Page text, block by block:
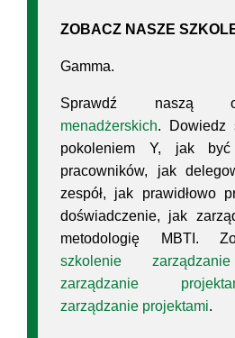
ZOBACZ NASZE
Gamma.
Sprawdź naszą
menadżerskich. Dowiedz
pokoleniem Y, jak być
pracowników, jak
zespół, jak prawidłowo
doświadczenie, jak
metodologię MBTI.
szkolenie
zarządzanie
zarządzanie projektami.